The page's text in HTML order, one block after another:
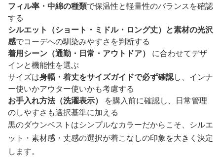
フィル率・中綿の種類で保温性と軽量性のバランスを確認
する
シルエット（ショート・ミドル・ロング丈）と素材の光沢
感でコーデへの馴染みやすさを判断する
着用シーン（通勤・日常・アウトドア）
に合わせてデザ
インと機能性を選ぶ
サイズは身幅・着丈をサイズガイドで必ず確認し、インナ
ー使いかアウター使いかも考慮する
お手入れ方法（洗濯表示）
を購入前に確認し、日常管理
のしやすさも選択基準に加える
黒のダウンベストはシンプルなカラーだからこそ、シルエ
ット・素材感・丈感の選択が着こなしの印象を大きく決定
します。